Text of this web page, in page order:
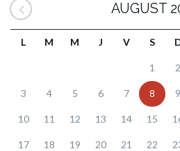
AUGUST
L M M J V S
1 2
3 4 5 6 7 8 9
10 11 12 13 14 15
17 18 19 20 21 22